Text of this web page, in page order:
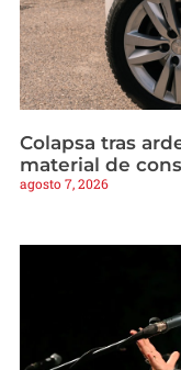
Colapsa tras
material de
agosto 7, 2026